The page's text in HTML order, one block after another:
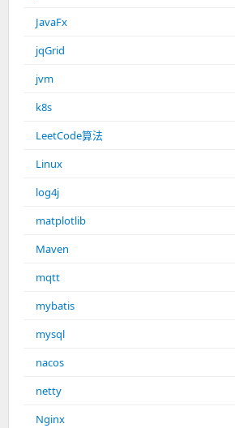
JavaFx
jqGrid
jvm
k8s
LeetCode算法
Linux
log4j
matplotlib
Maven
mqtt
mybatis
mysql
nacos
netty
Nginx